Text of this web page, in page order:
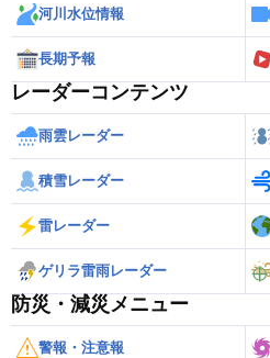
河川水位情報
長期予報
レーダーコンテンツ
雨雲レーダー
積雪レーダー
雷レーダー
ゲリラ雷雨レーダー
防災・減災メニュー
警報・注意報